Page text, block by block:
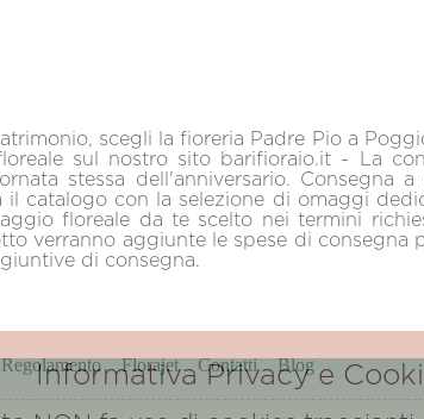
scegli la fioreria Padre Pio a
sul nostro sito barifioraio.it - La
stessa dell'anniversario. Consegna
catalogo con la selezione di omaggi
floreale da te scelto nei termini
verranno aggiunte le spese di consegna
di consegna.
Regolamento Florajet Contatti Blog
Informativa Privacy e